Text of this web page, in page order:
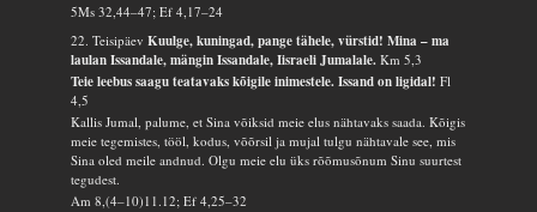
5Ms 32,44–47; Ef 4,17–24
22. TeisipäevKuulge, kuningad, pange tähele, vürstid! Mina – ma
laulan Issandale, mängin Issandale, Iisraeli Jumalale.Km 5,3
Teie leebus saagu teatavaks kõigile inimestele. Issand on ligidal!Fl
4,5
Kallis Jumal, palume, et Sina võiksid meie elus nähtavaks saada. Kõigis
meie tegemistes, tööl, kodus, võõrsil ja mujal tulgu nähtavale see, mis
Sina oled meile andnud. Olgu meie elu üks rõõmusõnum Sinu suurtest
tegudest.
Am 8,(4–10)11.12; Ef 4,25–32